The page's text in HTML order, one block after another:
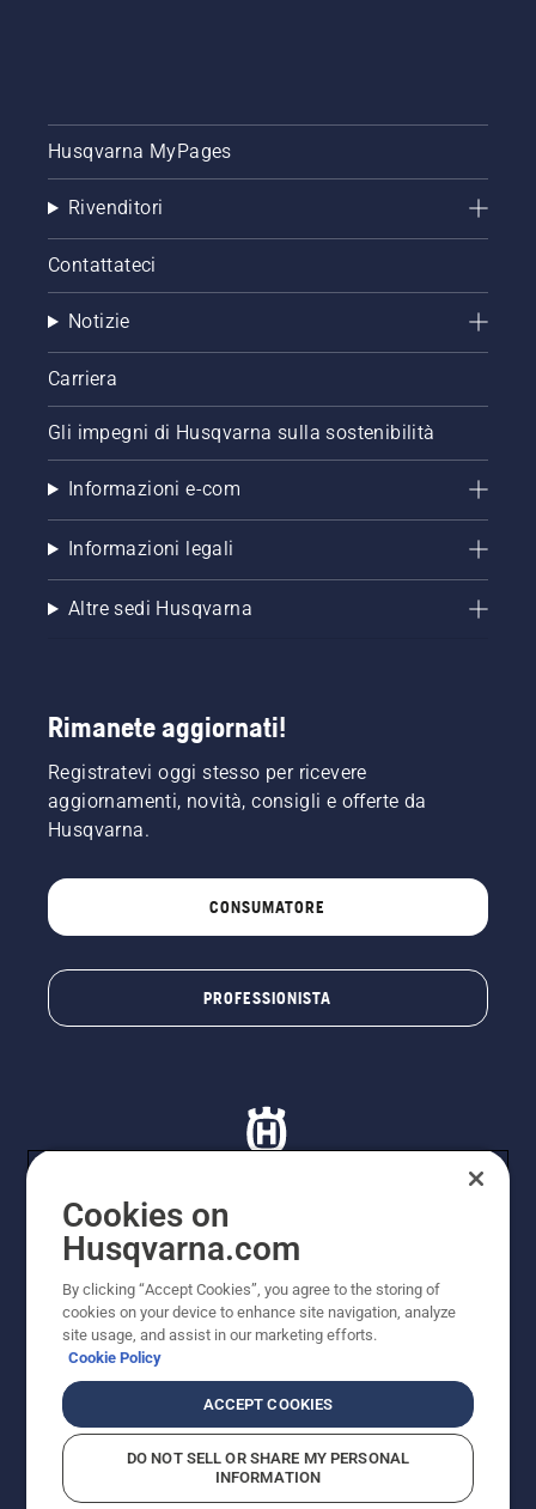
Husqvarna MyPages
Rivenditori
Contattateci
Notizie
Carriera
Gli impegni di Husqvarna sulla sostenibilità
Informazioni e-com
Informazioni legali
Altre sedi Husqvarna
Rimanete aggiornati!
Registratevi oggi stesso per ricevere
aggiornamenti, novità, consigli e offerte da
Husqvarna.
CONSUMATORE
PROFESSIONISTA
© Husqvarna AB (publ). Tutti i diritti riservati. I prezzi
Husqvarna Schweiz AG per i rivenditori specializzati
aderenti all’iniziativa, prezzi in CHF comprensivi di IVA
all’ 8,1% e TRA. Con riserva di modifica. Tutti i prezzi
indicati sono prezzi al dettaglio consigliati (IVA inclusa),
a meno che il prodotto non sia disponibile per l'acquisto
Informativa sui cookieTermini di utilizzo
Informativa sulla privacyRiferimentiCGVF Negozio online
Segnalazione di presunte violazioni
Cookies on
Husqvarna.com
By clicking “Accept Cookies”, you agree to the storing of
cookies on your device to enhance site navigation, analyze
site usage, and assist in our marketing efforts.
Cookie Policy
ACCEPT COOKIES
DO NOT SELL OR SHARE MY PERSONAL
INFORMATION